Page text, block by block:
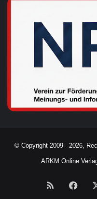
© Copyright 2009 - 2026,
ARKM Online
RSS